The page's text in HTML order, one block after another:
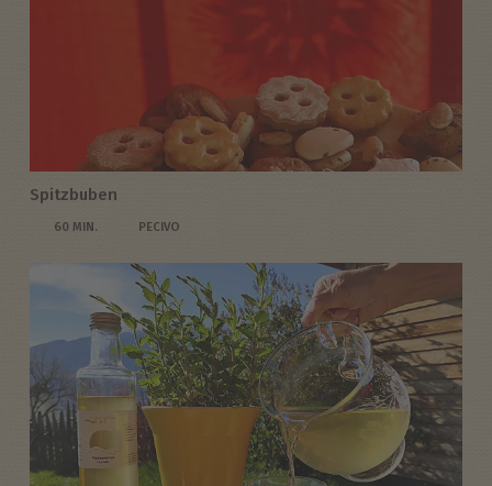
Spitzbuben
60 MIN. PECIVO